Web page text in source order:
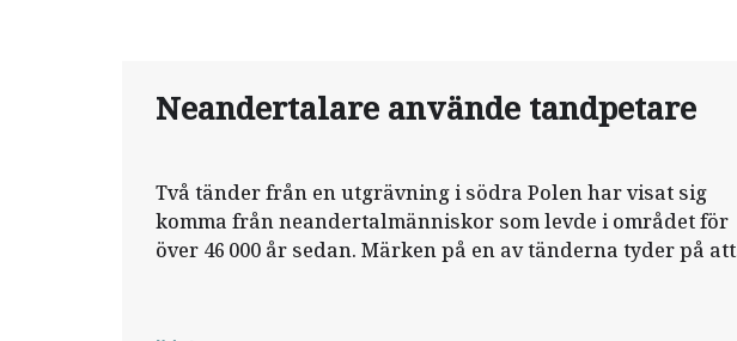
Neandertalare använde tandpetare
Två tänder från en utgrävning i södra Polen har visat sig
komma från neandertalmänniskor som levde i området för
över 46 000 år sedan. Märken på en av tänderna tyder på att